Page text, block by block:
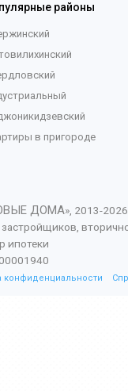
районы
в пригороде
ДОМА», 2013-2026
ипотеки
конфиденциальности